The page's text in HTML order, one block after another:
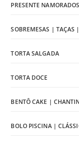
PRESENTE NAMORADOS
SOBREMESAS | TAÇAS
TORTA SALGADA
TORTA DOCE
BENTÔ CAKE |
BOLO PISCINA |